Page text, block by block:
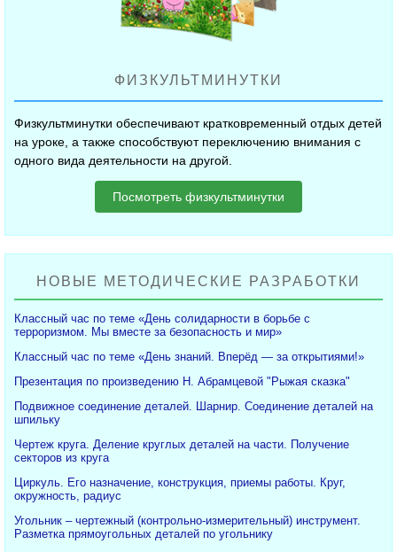
ФИЗКУЛЬТМИНУТКИ
Физкультминутки обеспечивают кратковременный отдых детей
на уроке, а также способствуют переключению внимания с
одного вида деятельности на другой.
Посмотреть физкультминутки
НОВЫЕ МЕТОДИЧЕСКИЕ РАЗРАБОТКИ
Классный час по теме «День солидарности в борьбе с
терроризмом. Мы вместе за безопасность и мир»
Классный час по теме «День знаний. Вперёд — за открытиями!»
Презентация по произведению Н. Абрамцевой "Рыжая сказка"
Подвижное соединение деталей. Шарнир. Соединение деталей на
шпильку
Чертеж круга. Деление круглых деталей на части. Получение
секторов из круга
Циркуль. Его назначение, конструкция, приемы работы. Круг,
окружность, радиус
Угольник – чертежный (контрольно-измерительный) инструмент.
Разметка прямоугольных деталей по угольнику